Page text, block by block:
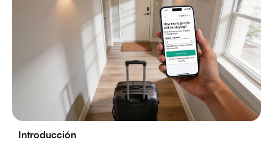
Introducción